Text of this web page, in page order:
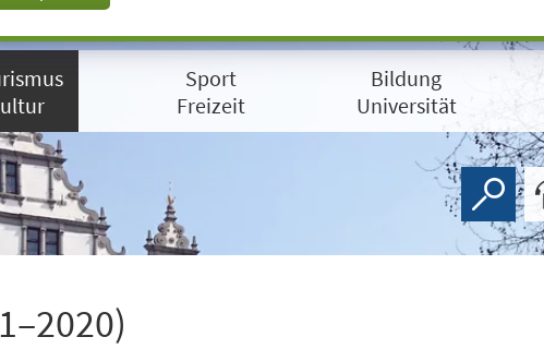
Sport
Freizeit
Bildung
Universität